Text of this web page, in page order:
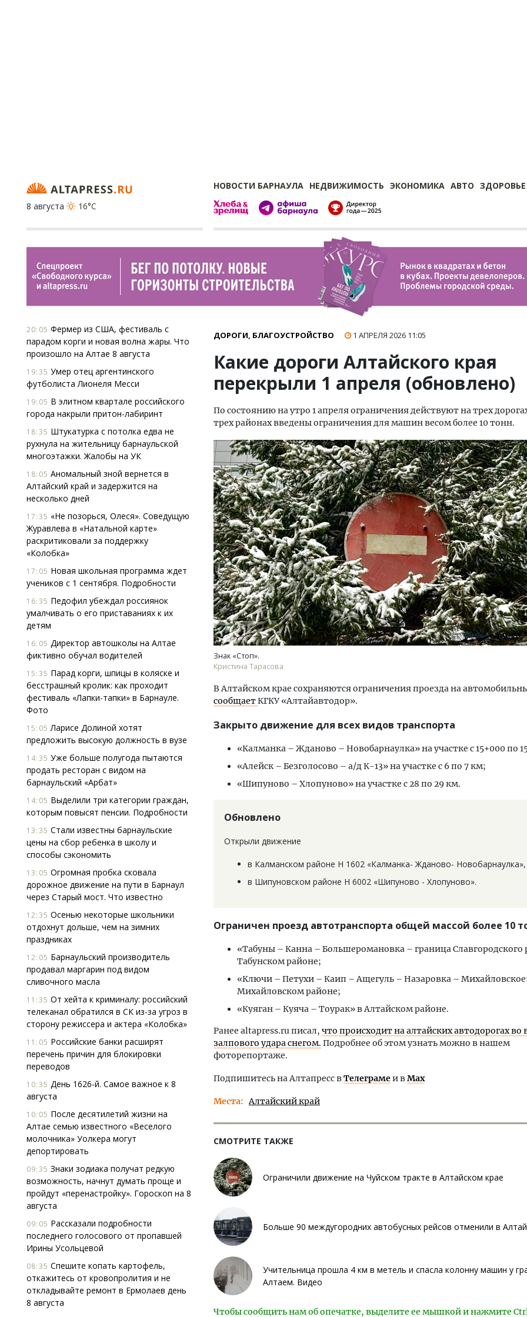
НОВОСТИ БАРНАУЛА НЕДВИЖИМОСТЬ ЭКОНОМИКА АВТО ЗДОРОВЬЕ
8 августа
16°C
20:05 Фермер из США, фестиваль с
парадом корги и новая волна жары. Что
произошло на Алтае 8 августа
19:35 Умер отец аргентинского
футболиста Лионеля Месси
19:05 В элитном квартале российского
города накрыли притон-лабиринт
18:35 Штукатурка с потолка едва не
рухнула на жительницу барнаульской
многоэтажки. Жалобы на УК
18:05 Аномальный зной вернется в
Алтайский край и задержится на
несколько дней
17:35 «Не позорься, Олеся». Соведущую
Журавлева в «Натальной карте»
раскритиковали за поддержку
«Колобка»
17:05 Новая школьная программа ждет
учеников с 1 сентября. Подробности
16:35 Педофил убеждал россиянок
умалчивать о его приставаниях к их
детям
16:05 Директор автошколы на Алтае
фиктивно обучал водителей
15:35 Парад корги, шпицы в коляске и
бесстрашный кролик: как проходит
фестиваль «Лапки-тапки» в Барнауле.
Фото
15:05 Ларисе Долиной хотят
предложить высокую должность в вузе
14:35 Уже больше полугода пытаются
продать ресторан с видом на
барнаульский «Арбат»
14:05 Выделили три категории граждан,
которым повысят пенсии. Подробности
13:35 Стали известны барнаульские
цены на сбор ребенка в школу и
способы сэкономить
13:05 Огромная пробка сковала
дорожное движение на пути в Барнаул
через Старый мост. Что известно
12:35 Осенью некоторые школьники
отдохнут дольше, чем на зимних
праздниках
12:05 Барнаульский производитель
продавал маргарин под видом
сливочного масла
11:35 От хейта к криминалу: российский
телеканал обратился в СК из-за угроз в
сторону режиссера и актера «Колобка»
11:05 Российские банки расширят
перечень причин для блокировки
переводов
10:35 День 1626-й. Самое важное к 8
августа
10:05 После десятилетий жизни на
Алтае семью известного «Веселого
молочника» Уолкера могут
депортировать
09:35 Знаки зодиака получат редкую
возможность, начнут думать проще и
пройдут «перенастройку». Гороскоп на 8
августа
09:05 Рассказали подробности
последнего голосового от пропавшей
Ирины Усольцевой
08:35 Спешите копать картофель,
откажитесь от кровопролития и не
откладывайте ремонт в Ермолаев день
8 августа
ДОРОГИ, БЛАГОУСТРОЙСТВО 1 АПРЕЛЯ 2026 11:05
Какие дороги Алтайского края
перекрыли 1 апреля (обновлено)
По состоянию на утро 1 апреля ограничения действуют на трех
трех районах введены ограничения для машин весом более 10 тонн.
Знак «Стоп».
Кристина Тарасова
В Алтайском крае сохраняются ограничения проезда на
сообщаетКГКУ «Алтайавтодор».
Закрыто движение для всех видов транспорта
«Калманка – Жданово – Новобарнаулка» на участке с 15+000 по
«Алейск – Безголосово – а/д К-13» на участке с 6 по 7 км;
«Шипуново – Хлопуново» на участке с 28 по 29 км.
Обновлено
Открыли движение
в Калманском районе Н 1602 «Калманка- Жданово- Новобарнаулка»,
в Шипуновском районе Н 6002 «Шипуново - Хлопуново».
Ограничен проезд автотранспорта общей массой более 10
«Табуны – Канна – Большеромановка – граница Славгородского
Табунском районе;
«Ключи – Петухи – Каип – Ащегуль – Назаровка –
Михайловском районе;
«Куяган – Куяча – Тоурак» в Алтайском районе.
Ранее altapress.ru писал, что происходит на алтайских автодорогах во
залпового удара снегом. Подробнее об этом узнать можно в нашем
фоторепортаже.
Подпишитесь на Алтапресс вТелеграмеи вMax
Места Алтайский край
СМОТРИТЕ ТАКЖЕ
Ограничили движение на Чуйском тракте в Алтайском крае
Больше 90 междугородних автобусных рейсов отменили в
Учительница прошла 4 км в метель и спасла колонну машин у
Алтаем. Видео
Чтобы сообщить нам об опечатке, выделите ее мышкой и нажмите
Архитектурный код начинается с
земли. Мощение крупноформатными
стандартом благоустройства
Ищем новые берега.
«Жилищной
СТРОИТЕЛЬСТВО